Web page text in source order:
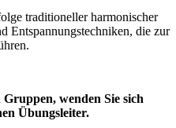
traditioneller harmonischer
Entspannungstechniken, die zur
wenden Sie sich
Übungsleiter.